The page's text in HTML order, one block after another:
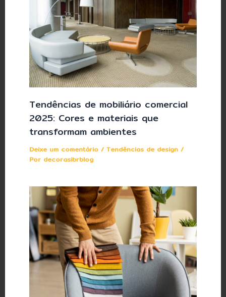
Tendências de mobiliário comercial
2025: Cores e materiais que
transformam ambientes
Deixe um comentário /Tendências de design /
Por decorasibrblog